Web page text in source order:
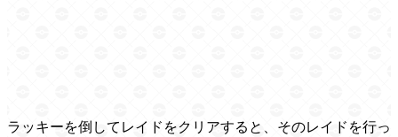
ラッキーを倒してレイドをクリアすると、そのレイドを行っ